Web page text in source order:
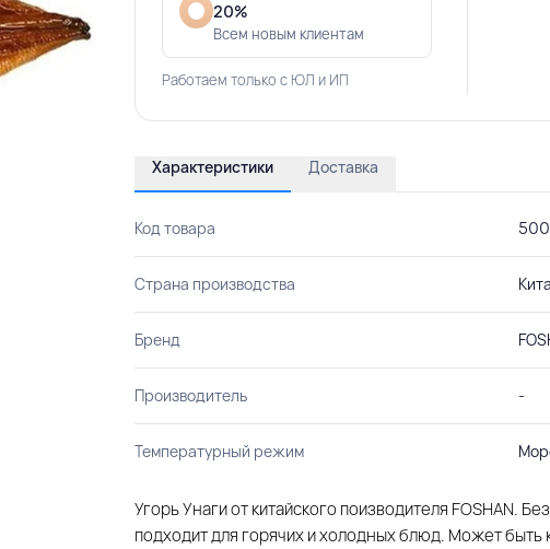
20%
Всем новым клиентам
Работаем только с ЮЛ и ИП
Характеристики Доставка
Код товара
Страна производства
Бренд
Производитель -
Температурный режим
Угорь Унаги от китайского поизводителя FOSHAN.
подходит для горячих и холодных блюд. Может быть